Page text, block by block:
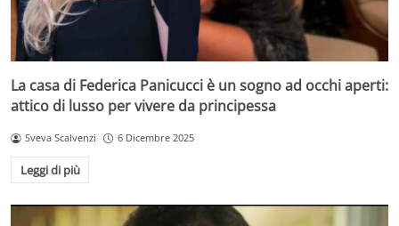
La casa di Federica Panicucci è un sogno ad occhi aperti:
attico di lusso per vivere da principessa
Sveva Scalvenzi 6 Dicembre 2025
Leggi di più